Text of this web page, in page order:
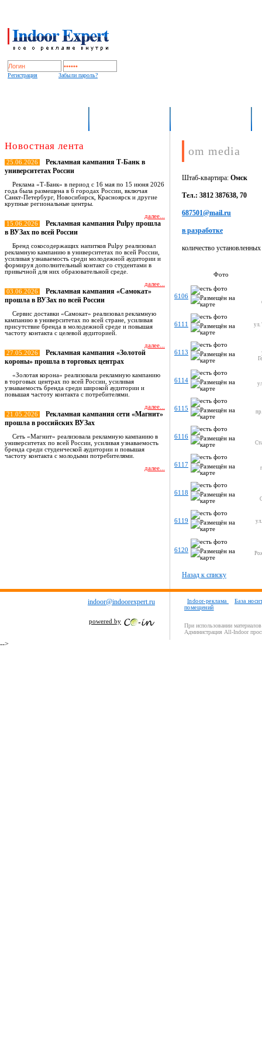
Регистрация Забыли пароль?
Новостная лента
25.06.2026
Рекламная кампания Т-Банк в
университетах России
Реклама «Т-Банк» в период с 16 мая по 15 июня 2026
года была размещена в 6 городах России, включая
Санкт-Петербург, Новосибирск, Красноярск и другие
крупные региональные центры.
далее...
15.06.2026
Рекламная кампания Pulpy прошла
в ВУЗах по всей России
Бренд сокосодержащих напитков Pulpy реализовал
рекламную кампанию в университетах по всей России,
усиливая узнаваемость среди молодежной аудитории и
формируя дополнительный контакт со студентами в
привычной для них образовательной среде.
далее...
03.06.2026
Рекламная кампания «Самокат»
прошла в ВУЗах по всей России
Сервис доставки «Самокат» реализовал рекламную
кампанию в университетах по всей стране, усиливая
присутствие бренда в молодежной среде и повышая
частоту контакта с целевой аудиторией.
далее...
27.05.2026
Рекламная кампания «Золотой
короны» прошла в торговых центрах
«Золотая корона» реализовала рекламную кампанию
в торговых центрах по всей России, усиливая
узнаваемость бренда среди широкой аудитории и
повышая частоту контакта с потребителями.
далее...
21.05.2026
Рекламная кампания сети «Магнит»
прошла в российских ВУЗах
Сеть «Магнит» реализовала рекламную кампанию в
университетах по всей России, усиливая узнаваемость
бренда среди студенческой аудитории и повышая
частоту контакта с молодыми потребителями.
далее...
om media
Штаб-квартира: Омск
Тел.: 3812 387638, 70
687501@mail.ru
в разработке
количество
Фото
6106
6111 ул.
6113
6114
6115
6116
6117
6118
6119
6120
Назад к списку
indoor@indoorexpert.ru
powered by
Indoor-реклама
База
помещений
При использовании
Администрация All-Indoor
-->